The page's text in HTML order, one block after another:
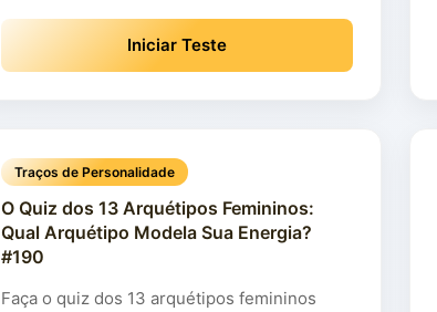
Iniciar Teste
Traços de Personalidade
O Quiz dos 13 Arquétipos Femininos:
Qual Arquétipo Modela Sua Energia?
#190
Faça o quiz dos 13 arquétipos femininos